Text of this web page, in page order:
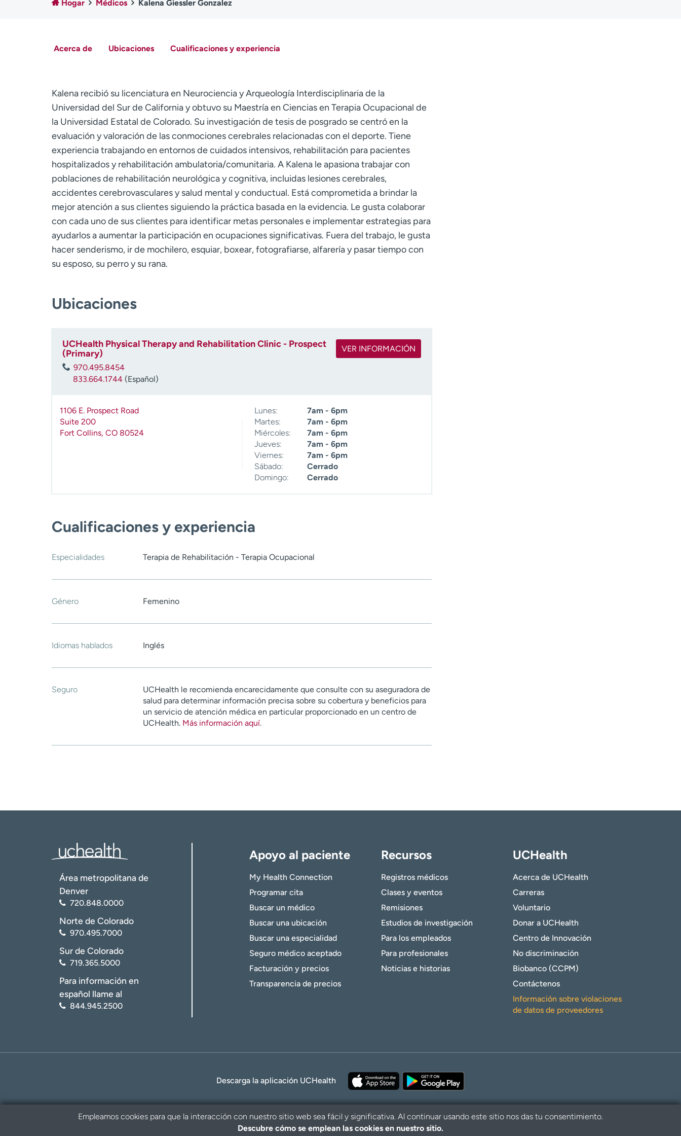
Hogar Médicos Kalena Giessler Gonzalez
Acerca de Ubicaciones Cualificaciones y experiencia
Kalena recibió su licenciatura en Neurociencia y Arqueología Interdisciplinaria de la
Universidad del Sur de California y obtuvo su Maestría en Ciencias en Terapia Ocupacional de
la Universidad Estatal de Colorado. Su investigación de tesis de posgrado se centró en la
evaluación y valoración de las conmociones cerebrales relacionadas con el deporte. Tiene
experiencia trabajando en entornos de cuidados intensivos, rehabilitación para pacientes
hospitalizados y rehabilitación ambulatoria/comunitaria. A Kalena le apasiona trabajar con
poblaciones de rehabilitación neurológica y cognitiva, incluidas lesiones cerebrales,
accidentes cerebrovasculares y salud mental y conductual. Está comprometida a brindar la
mejor atención a sus clientes siguiendo la práctica basada en la evidencia. Le gusta colaborar
con cada uno de sus clientes para identificar metas personales e implementar estrategias para
ayudarlos a aumentar la participación en ocupaciones significativas. Fuera del trabajo, le gusta
hacer senderismo, ir de mochilero, esquiar, boxear, fotografiarse, alfarería y pasar tiempo con
su esposo, su perro y su rana.
Ubicaciones
UCHealth Physical Therapy and Rehabilitation Clinic - Prospect
(Primary)
970.495.8454
833.664.1744 (Español)
VER INFORMACIÓN
1106 E. Prospect Road
Suite 200
Fort Collins, CO 80524
Lunes:
7am - 6pm
Martes:
7am - 6pm
Miércoles:
7am - 6pm
Jueves:
7am - 6pm
Viernes:
7am - 6pm
Sábado:
Cerrado
Domingo:
Cerrado
Cualificaciones y experiencia
Especialidades Terapia de Rehabilitación - Terapia Ocupacional
Género Femenino
Idiomas hablados Inglés
Seguro
UCHealth le recomienda encarecidamente que consulte con su aseguradora de
salud para determinar información precisa sobre su cobertura y beneficios para
un servicio de atención médica en particular proporcionado en un centro de
UCHealth. Más información aquí.
Área metropolitana de
Denver
720.848.0000
Norte de Colorado
970.495.7000
Sur de Colorado
719.365.5000
Para información en
español llame al
844.945.2500
Apoyo al paciente
My Health Connection
Programar cita
Buscar un médico
Buscar una ubicación
Buscar una especialidad
Seguro médico aceptado
Facturación y precios
Transparencia de precios
Recursos
Registros médicos
Clases y eventos
Remisiones
Estudios de investigación
Para los empleados
Para profesionales
Noticias e historias
UCHealth
Acerca de UCHealth
Carreras
Voluntario
Donar a UCHealth
Centro de Innovación
No discriminación
Biobanco (CCPM)
Contáctenos
Información sobre violaciones
de datos de proveedores
Descarga la aplicación UCHealth
Empleamos cookies para que la interacción con nuestro sitio web sea fácil y significativa. Al continuar usando este sitio nos das tu consentimiento.
Descubre cómo se emplean las cookies en nuestro sitio.